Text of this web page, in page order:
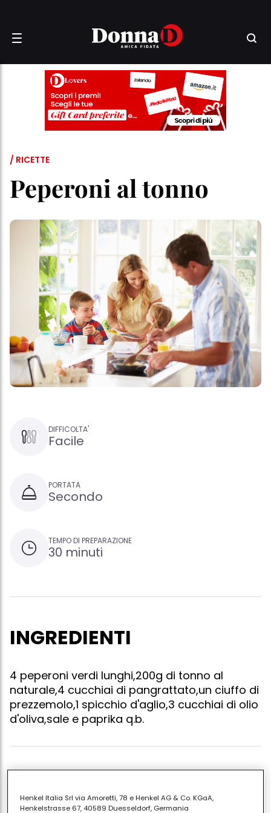
/ RICETTE
Peperoni al tonno
DIFFICOLTA'
Facile
PORTATA
Secondo
TEMPO DI PREPARAZIONE
30 minuti
INGREDIENTI
4 peperoni verdi lunghi,200g di tonno al
naturale,4 cucchiai di pangrattato,un ciuffo di
prezzemolo,1 spicchio d'aglio,3 cucchiai di olio
d'oliva,sale e paprika q.b.
Private i peperoni del picciolo,tagliateli da una parte
preparate il ripieno: in una terrina spoppolate il tonno
Henkel Italia Srl via Amoretti, 78 e Henkel AG & Co. KGaA,
Henkelstrasse 67, 40589 Duesseldorf, Germania